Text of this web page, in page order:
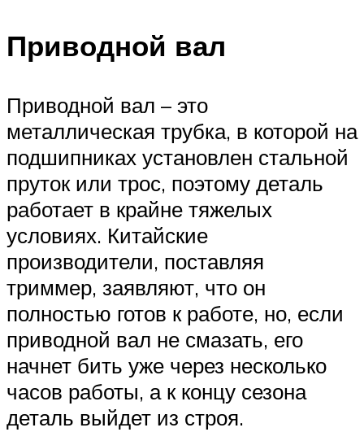
Приводной вал
Приводной вал – это
металлическая трубка, в которой на
подшипниках установлен стальной
пруток или трос, поэтому деталь
работает в крайне тяжелых
условиях. Китайские
производители, поставляя
триммер, заявляют, что он
полностью готов к работе, но, если
приводной вал не смазать, его
начнет бить уже через несколько
часов работы, а к концу сезона
деталь выйдет из строя.